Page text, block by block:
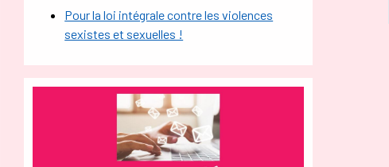
Pour la loi intégrale contre les violences
sexistes et sexuelles !